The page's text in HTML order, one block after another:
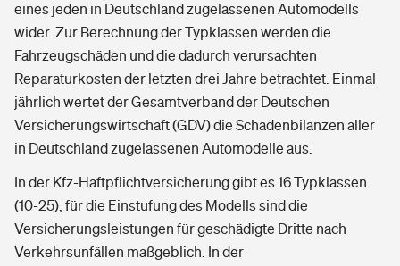
eines jeden in Deutschland zugelassenen Automodells
wider. Zur Berechnung der Typklassen werden die
Fahrzeugschäden und die dadurch verursachten
Reparaturkosten der letzten drei Jahre betrachtet. Einmal
jährlich wertet der Gesamtverband der Deutschen
Versicherungswirtschaft (GDV) die Schadenbilanzen aller
in Deutschland zugelassenen Automodelle aus.
In der Kfz-Haftpflichtversicherung gibt es 16 Typklassen
(10-25), für die Einstufung des Modells sind die
Versicherungsleistungen für geschädigte Dritte nach
Verkehrsunfällen maßgeblich. In der